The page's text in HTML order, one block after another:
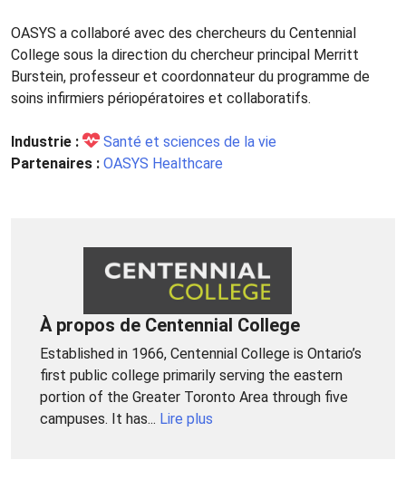
OASYS a collaboré avec des chercheurs du Centennial
College sous la direction du chercheur principal Merritt
Burstein, professeur et coordonnateur du programme de
soins infirmiers périopératoires et collaboratifs.
Industrie :
Santé et sciences de la vie
Partenaires : OASYS Healthcare
À propos de Centennial College
Established in 1966, Centennial College is Ontario’s
first public college primarily serving the eastern
portion of the Greater Toronto Area through five
campuses. It has... Lire plus